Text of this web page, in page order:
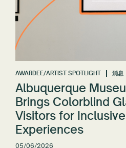
AWARDEE/ARTIST SPOTLIGHT 消息
Albuquerque
Brings Colorblind
Visitors for
Experiences
05/06/2026